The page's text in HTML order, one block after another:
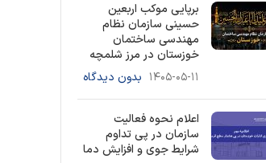
برپایی موکب اربعین
حسینی سازمان نظام
مهندسی ساختمان
خوزستان در مرز شلمچه
۱۴۰۵-۰۵-۱۱ بدون دیدگاه
اعلام نحوه فعالیت
سازمان در پی تداوم
شرایط جوی و افزایش دما